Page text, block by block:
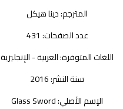
المترجم:دينا هيكل
عدد الصفحات: 431
اللغات المتوفرة: العربية - الإنجليزية
سنة النشر: 2016
الإسم الأصلي: Glass Sword